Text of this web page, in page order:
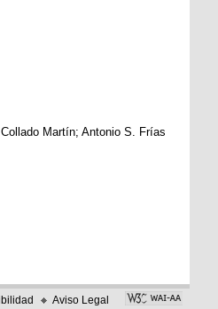
Martín; Antonio S. Frías
Aviso Legal